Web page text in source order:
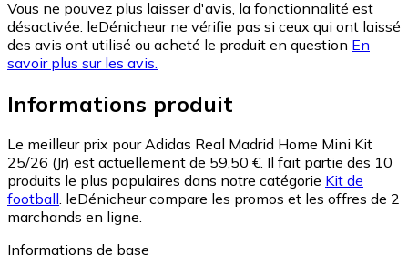
Vous ne pouvez plus laisser d'avis, la fonctionnalité est
désactivée. leDénicheur ne vérifie pas si ceux qui ont laissé
des avis ont utilisé ou acheté le produit en question En
savoir plus sur les avis.
Informations produit
Le meilleur prix pour Adidas Real Madrid Home Mini Kit
25/26 (Jr) est actuellement de 59,50 €. Il fait partie des 10
produits le plus populaires dans notre catégorie Kit de
football. leDénicheur compare les promos et les offres de 2
marchands en ligne.
Informations de base